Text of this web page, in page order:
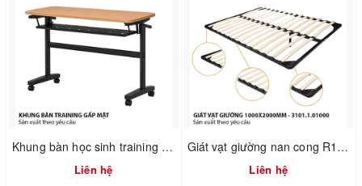
Khung bàn học sinh training gấp mặt xếp gọn có hộc bàn Vinahardware - 2300.1.07409
Liên hệ
Giát vạt giường nan cong R1000XD2000mm – Mã 3101.1.01000
Liên hệ